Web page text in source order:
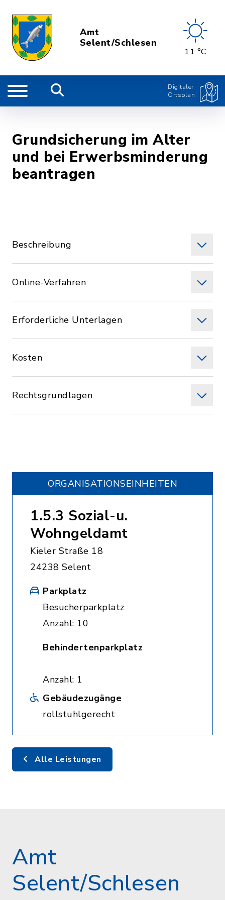
Amt
Selent/Schlesen
11 °C
Digitaler
Ortsplan
Grundsicherung im Alter
und bei Erwerbsminderung
beantragen
Beschreibung
Online-Verfahren
Erforderliche Unterlagen
Kosten
Rechtsgrundlagen
ORGANISATIONS­EINHEITEN
1.5.3 Sozial-u.
Wohngeldamt
Kieler Straße 18
24238 Selent
Parkplatz
Besucherparkplatz
Anzahl: 10
Behindertenparkplatz
Anzahl: 1
Gebäudezugänge
rollstuhlgerecht
Alle Leistungen
Amt
Selent/Schlesen